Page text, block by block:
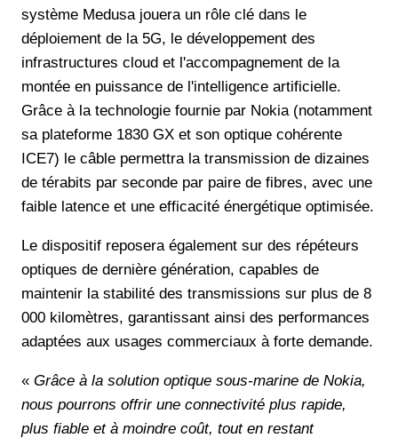
système Medusa jouera un rôle clé dans le
déploiement de la 5G, le développement des
infrastructures cloud et l'accompagnement de la
montée en puissance de l'intelligence artificielle.
Grâce à la technologie fournie par Nokia (notamment
sa plateforme 1830 GX et son optique cohérente
ICE7) le câble permettra la transmission de dizaines
de térabits par seconde par paire de fibres, avec une
faible latence et une efficacité énergétique optimisée.
Le dispositif reposera également sur des répéteurs
optiques de dernière génération, capables de
maintenir la stabilité des transmissions sur plus de 8
000 kilomètres, garantissant ainsi des performances
adaptées aux usages commerciaux à forte demande.
« Grâce à la solution optique sous-marine de Nokia,
nous pourrons offrir une connectivité plus rapide,
plus fiable et à moindre coût, tout en restant